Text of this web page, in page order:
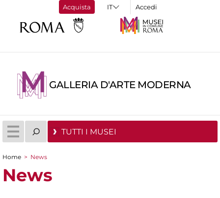
Acquista Accedi
GALLERIA D'ARTE MODERNA
TUTTI I MUSEI
Tu sei qui
Home > News
News